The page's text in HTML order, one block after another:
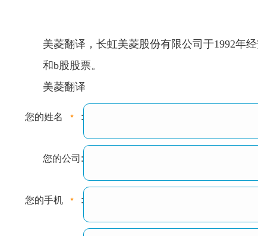
美菱翻译，长虹美菱股份有限公司于1992年
和b股股票。
美菱翻译
您的姓名 :
您的公司:
您的手机 :